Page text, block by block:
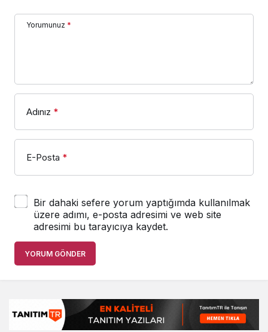
Yorumunuz *
Adınız *
E-Posta *
Bir dahaki sefere yorum yaptığımda kullanılmak
üzere adımı, e-posta adresimi ve web site
adresimi bu tarayıcıya kaydet.
YORUM GÖNDER